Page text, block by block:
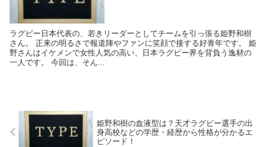
ラグビー日本代表の、若きリーダーとしてチームを引っ張る姫野和樹
さん。 正来の明るさで報道陣やファンに笑顔で接する好青年です。 姫
野さんはイケメンで女性人気の高い、日本ラグビー界を背負う逸材の
一人です。 今回は、そん...
姫野和樹の血液型は？天才ラグビー選手の出
身高校などの学歴・経歴から性格が分かるエ
ピソード！